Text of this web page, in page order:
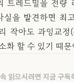
트레드밀을 전량
실을 발견하면 최
작아도 과잉교정
화 할 수 있기 때문
읽으시려면 지금 구독